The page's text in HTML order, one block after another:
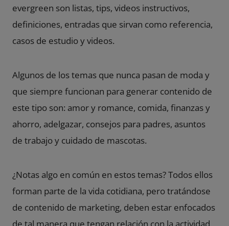
evergreen son listas, tips, videos instructivos,
definiciones, entradas que sirvan como referencia,
casos de estudio y videos.
Algunos de los temas que nunca pasan de moda y
que siempre funcionan para generar contenido de
este tipo son: amor y romance, comida, finanzas y
ahorro, adelgazar, consejos para padres, asuntos
de trabajo y cuidado de mascotas.
¿Notas algo en común en estos temas? Todos ellos
forman parte de la vida cotidiana, pero tratándose
de contenido de marketing, deben estar enfocados